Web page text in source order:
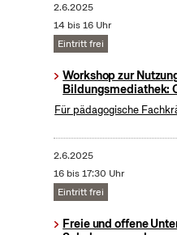
2.6.2025
14 bis 16 Uhr
Eintritt frei
Workshop zur
Bildungsmediathek:
Für pädagogische
2.6.2025
16 bis 17:30 Uhr
Eintritt frei
Freie und offene